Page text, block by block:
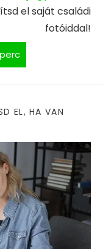
el saját családi
fotóiddal!
EL, HA VAN